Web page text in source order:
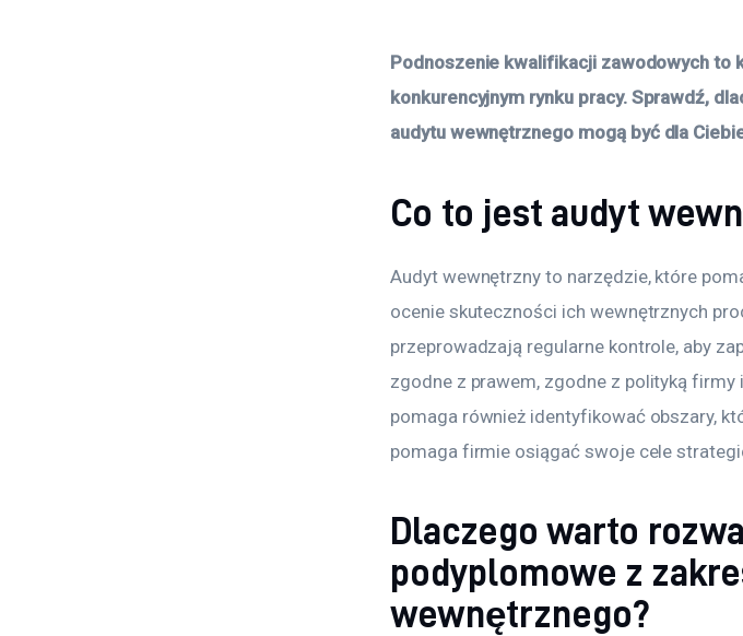
Podnoszenie kwalifikacji zawodowych to
konkurencyjnym rynku pracy. Sprawdź,
audytu wewnętrznego mogą być dla
Co to jest audyt
Audyt wewnętrzny to narzędzie, które
ocenie skuteczności ich wewnętrznych
przeprowadzają regularne kontrole, aby
zgodne z prawem, zgodne z polityką firmy
pomaga również identyfikować obszary,
pomaga firmie osiągać swoje cele
Dlaczego warto
podyplomowe z
wewnętrznego?